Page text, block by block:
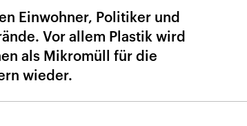
Einwohner, Politiker und
Vor allem Plastik wird
als Mikromüll für die
wieder.